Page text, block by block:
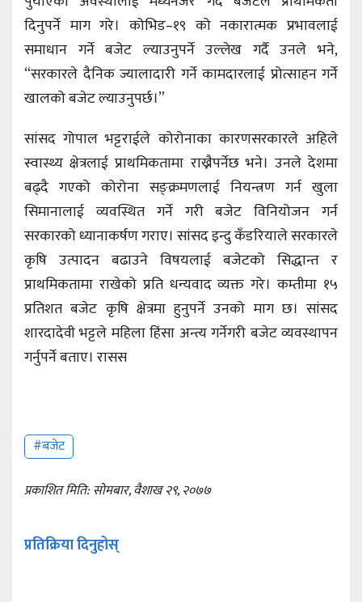
दिनुपर्ने माग गरे। कोभिड–१९ को नकारात्मक प्रभावलाई
समाधान गर्ने बजेट ल्याउनुपर्ने उल्लेख गर्दै उनले भने,
“सरकारले दैनिक ज्यालादारी गर्ने कामदारलाई प्रोत्साहन गर्ने
खालको बजेट ल्याउनुपर्छ।”
सांसद गोपाल भट्टराईले कोरोनाका कारणसरकारले अहिले
स्वास्थ्य क्षेत्रलाई प्राथमिकतामा राख्नैपर्नेछ भने। उनले देशमा
बढ्दै गएको कोरोना सङ्क्रमणलाई नियन्त्रण गर्न खुला
सिमानालाई व्यवस्थित गर्ने गरी बजेट विनियोजन गर्न
सरकारको ध्यानाकर्षण गराए। सांसद इन्दु कँडरियाले सरकारले
कृषि उत्पादन बढाउने विषयलाई बजेटको सिद्धान्त र
प्राथमिकतामा राखेको प्रति धन्यवाद व्यक्त गरे। कम्तीमा १५
प्रतिशत बजेट कृषि क्षेत्रमा हुनुपर्ने उनको माग छ। सांसद
शारदादेवी भट्टले महिला हिंसा अन्त्य गर्नेगरी बजेट व्यवस्थापन
गर्नुपर्ने बताए। रासस
#बजेट
प्रकाशित मिति: सोमबार, वैशाख २९, २०७७
प्रतिक्रिया दिनुहोस्